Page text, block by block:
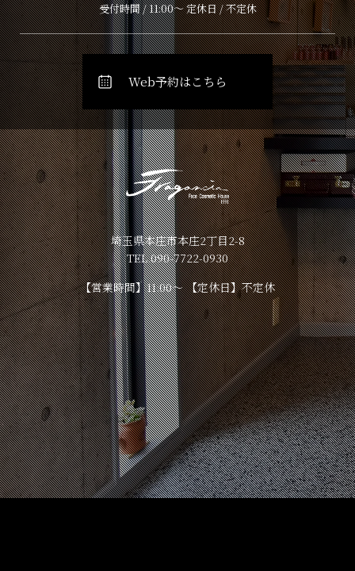
受付時間 / 11:00～ 定休日 / 不定休
Web予約はこちら
埼玉県本庄市本庄2丁目2-8
TEL.090-7722-0930
【営業時間】11:00～ 【定休日】不定休